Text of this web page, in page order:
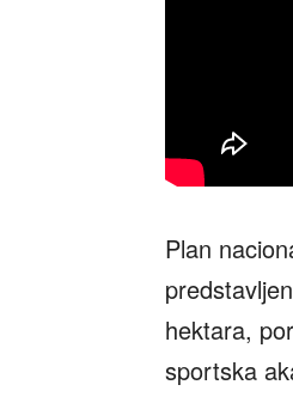
Plan
hektara,
sportska